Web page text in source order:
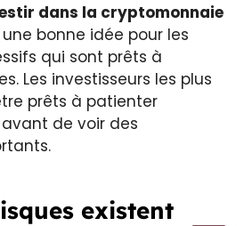
dans la cryptomonnaie
bonne idée pour les
qui sont prêts à
Les investisseurs les plus
prêts à patienter
de voir des
existent